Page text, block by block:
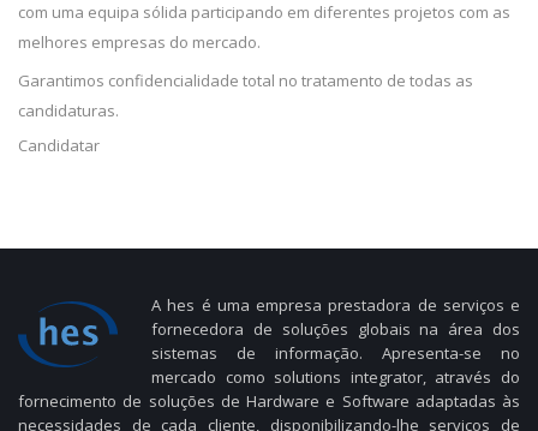
com uma equipa sólida participando em diferentes projetos com as
melhores empresas do mercado.
Garantimos confidencialidade total no tratamento de todas as
candidaturas.
Candidatar
A hes é uma empresa prestadora de serviços e
fornecedora de soluções globais na área dos
sistemas de informação. Apresenta-se no
mercado como solutions integrator, através do
fornecimento de soluções de Hardware e Software adaptadas às
necessidades de cada cliente, disponibilizando-lhe serviços de